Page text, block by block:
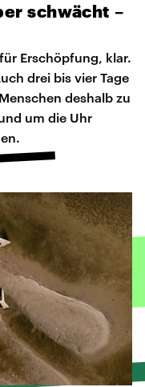
schwächt –
Erschöpfung, klar.
drei bis vier Tage
deshalb zu
um die Uhr